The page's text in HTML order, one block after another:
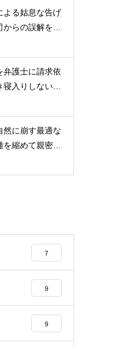
よる姑息な告げ
からの誤解を解
を証明する手
弁護士に請求依
寝入りしないた
然に崩す最適な
縮めて親密な
テップ
7
9
9